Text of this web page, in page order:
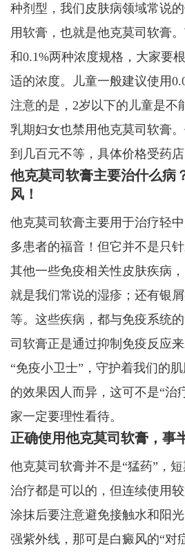
种剂型，我们皮肤病领域常说
用软膏，也就是他克莫司软膏
和0.1%两种浓度规格，大家要
适的浓度。儿童一般建议使用
注意的是，2岁以下的儿童是不
乳期妇女也禁用他克莫司软膏
到几百元不等，具体价格受药
他克莫司软膏主要治什么
风！
他克莫司软膏主要用于治疗轻
多患者的福音！但它并不是只
其他一些免疫相关性皮肤疾病
就是我们常说的湿疹；还有银
等。这些疾病，都与免疫系统
司软膏正是通过抑制免疫反应
“免疫小卫士”，守护着我们的
的效果因人而异，这可不是“治
家一定要理性看待。
正确使用他克莫司软膏，事
他克莫司软膏并不是“猛药”，
治疗都是可以的，但连续使用较
涂抹后要注意避免接触水和阳
强紫外线，那可是白癜风的“对